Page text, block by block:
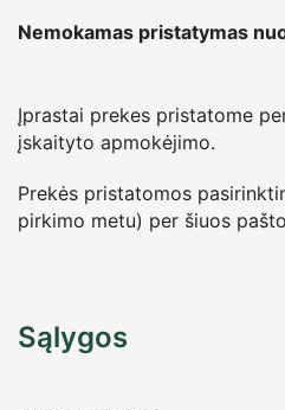
Nemokamas pristatymas
Įprastai prekes pristatome
įskaityto apmokėjimo.
Prekės pristatomos
pirkimo metu) per šiuos
Sąlygos